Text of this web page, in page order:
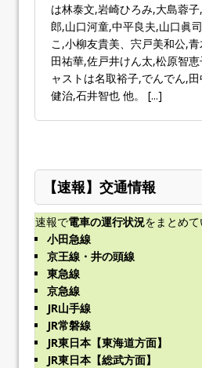
は林泰文,岩崎ひろみ,大島蓉
郎,山口河童,中平良夫,山口眞
こ,小柳友貴美、宍戸美和公,
田祐華,佐戸井けん太,松原智
ャストは名取裕子,でんでん,
健治,石井智也 他。 [...]
【速報】交通情報
速報で電車の運行状況をまとめて
小田急線
京王線・井の頭線
東急線
京急線
JR山手線
JR常磐線
JR東日本【東海道方面】
JR東日本【総武方面】